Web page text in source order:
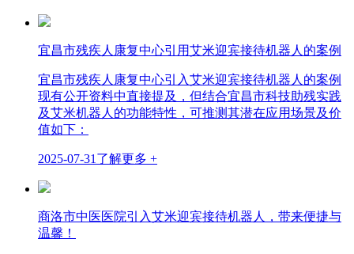
宜昌市残疾人康复中心引用艾米迎宾接待机器人的案例
宜昌市残疾人康复中心引入艾米迎宾接待机器人的案例
现有公开资料中直接提及，但结合宜昌市科技助残实践
及艾米机器人的功能特性，可推测其潜在应用场景及价
值如下：
2025-07-31 了解更多 +
商洛市中医医院引入艾米迎宾接待机器人，带来便捷与
温馨！